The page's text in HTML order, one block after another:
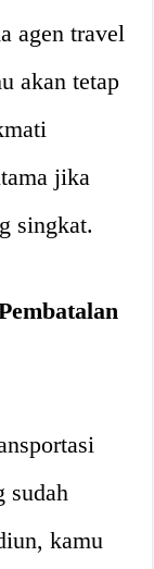
agen travel
akan tetap
jika
singkat.
sudah
kamu